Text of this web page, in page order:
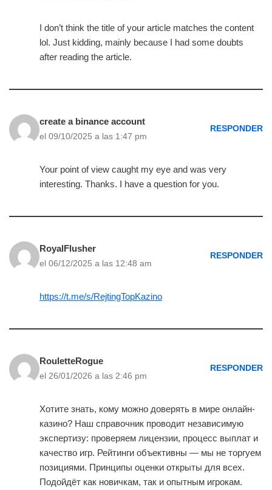
I don’t think the title of your article matches the content
lol. Just kidding, mainly because I had some doubts
after reading the article.
create a binance account
el 09/10/2025 a las 1:47 pm
RESPONDER
Your point of view caught my eye and was very
interesting. Thanks. I have a question for you.
RoyalFlusher
el 06/12/2025 a las 12:48 am
RESPONDER
https://t.me/s/RejtingTopKazino
RouletteRogue
el 26/01/2026 a las 2:46 pm
RESPONDER
Хотите знать, кому можно доверять в мире онлайн-
казино? Наш справочник проводит независимую
экспертизу: проверяем лицензии, процесс выплат и
качество игр. Рейтинги объективны — мы не торгуем
позициями. Принципы оценки открыты для всех.
Подойдёт как новичкам, так и опытным игрокам.